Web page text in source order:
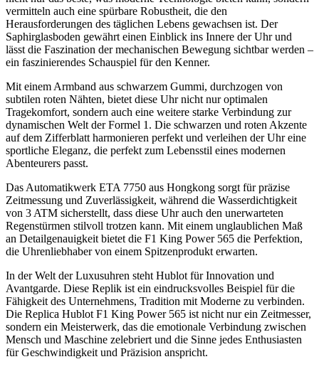
vermitteln auch eine spürbare Robustheit, die den
Herausforderungen des täglichen Lebens gewachsen ist. Der
Saphirglasboden gewährt einen Einblick ins Innere der Uhr und
lässt die Faszination der mechanischen Bewegung sichtbar werden –
ein faszinierendes Schauspiel für den Kenner.
Mit einem Armband aus schwarzem Gummi, durchzogen von
subtilen roten Nähten, bietet diese Uhr nicht nur optimalen
Tragekomfort, sondern auch eine weitere starke Verbindung zur
dynamischen Welt der Formel 1. Die schwarzen und roten Akzente
auf dem Zifferblatt harmonieren perfekt und verleihen der Uhr eine
sportliche Eleganz, die perfekt zum Lebensstil eines modernen
Abenteurers passt.
Das Automatikwerk ETA 7750 aus Hongkong sorgt für präzise
Zeitmessung und Zuverlässigkeit, während die Wasserdichtigkeit
von 3 ATM sicherstellt, dass diese Uhr auch den unerwarteten
Regenstürmen stilvoll trotzen kann. Mit einem unglaublichen Maß
an Detailgenauigkeit bietet die F1 King Power 565 die Perfektion,
die Uhrenliebhaber von einem Spitzenprodukt erwarten.
In der Welt der Luxusuhren steht Hublot für Innovation und
Avantgarde. Diese Replik ist ein eindrucksvolles Beispiel für die
Fähigkeit des Unternehmens, Tradition mit Moderne zu verbinden.
Die Replica Hublot F1 King Power 565 ist nicht nur ein Zeitmesser,
sondern ein Meisterwerk, das die emotionale Verbindung zwischen
Mensch und Maschine zelebriert und die Sinne jedes Enthusiasten
für Geschwindigkeit und Präzision anspricht.